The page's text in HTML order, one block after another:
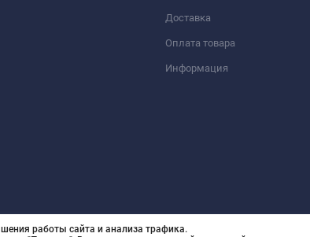
Доставка
Оплата товара
Информация
работы сайта и анализа трафика.